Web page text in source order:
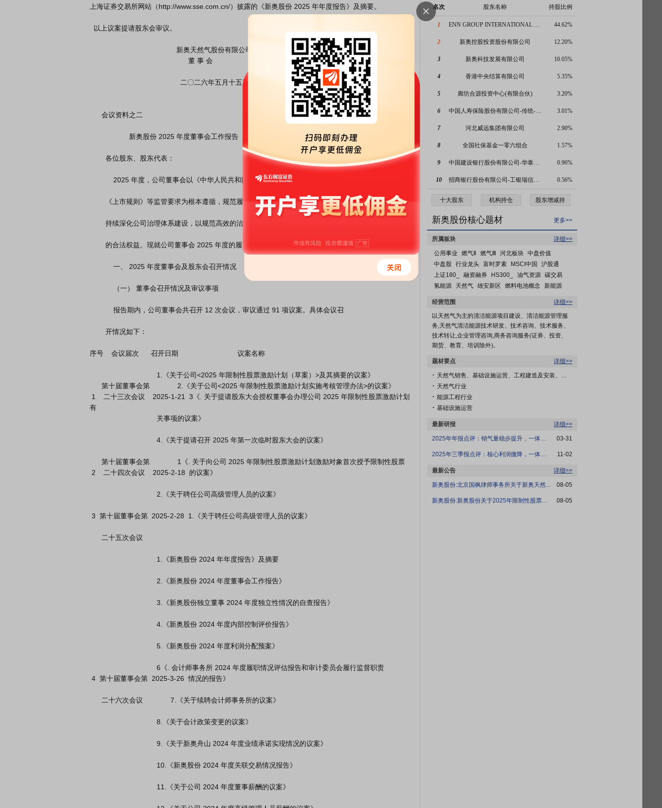
上海证券交易所网站（http://www.sse.com.cn/）披露的《新奥股份 2025 年年度报告》及摘要。
序号    会议届次      召开日期                              议案名称
有
名次 股东名称 持股比例
1 ENN GROUP INTERNATIONAL INVESTMENT LIMITED 44.62%
2 新奥控股投资股份有限公司 12.20%
3 新奥科技发展有限公司 10.05%
4 香港中央结算有限公司 5.35%
5 廊坊合源投资中心(有限合伙) 3.20%
6 中国人寿保险股份有限公司-传统-普通保险产品-005L-CT001沪 3.01%
7 河北威远集团有限公司 2.90%
8 全国社保基金一零六组合 1.57%
9 中国建设银行股份有限公司-华泰柏瑞中证红利低波动交易型开放式指数证券投资基金 0.96%
10 招商银行股份有限公司-工银瑞信红利优享灵活配置混合型证券投资基金 0.56%
十大股东 机构持仓 股东增减持
新奥股份核心题材 更多>>
所属板块 详细>>
公用事业 燃气Ⅱ 燃气Ⅲ 河北板块 中盘价值
中盘股 行业龙头 富时罗素 MSCI中国
沪股通
上证180_
融资融券 HS300_ 油气资源 碳交易
氢能源
天然气 雄安新区 燃料电池概念 新能源
经营范围
详细>>
以天然气为主的清洁能源项目建设、清洁能源管理服
务,天然气清洁能源技术研发、技术咨询、技术服务、
技术转让,企业管理咨询,商务咨询服务(证券、投资、
期货、教育、培训除外)。
题材要点 详细>>
. 天然气销售、基础设施运营、工程建造及安装、泛能业务、智家业务
. 天然气行业
. 能源工程行业
. 基础设施运营
最新研报 详细>>
2025年年报点评：销气量稳步提升，一体化优... 03-31
2025年三季报点评：核心利润微降，一体化持... 11-02
最新公告 详细>>
新奥股份:北京国枫律师事务所关于新奥天然... 08-05
新奥股份:新奥股份关于2025年限制性股票激... 08-05